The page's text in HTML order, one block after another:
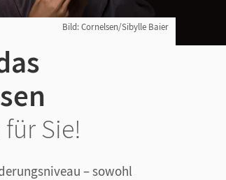
Bild: Cornelsen/Sibylle Baier
Sie!
– sowohl